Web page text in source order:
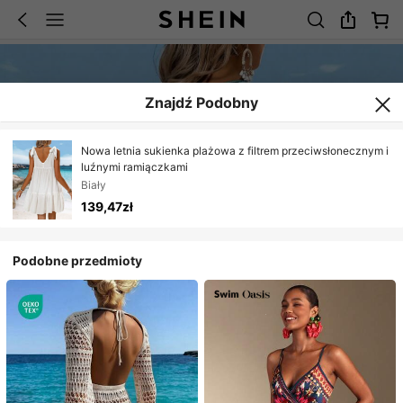
Znajdź Podobny
Nowa letnia sukienka plażowa z filtrem przeciwsłonecznym i
luźnymi ramiączkami
Biały
139,47zł
Podobne przedmioty